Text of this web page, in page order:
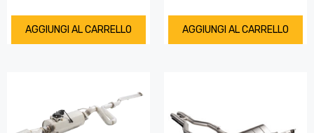
AGGIUNGI AL CARRELLO AGGIUNGI AL CARRELLO